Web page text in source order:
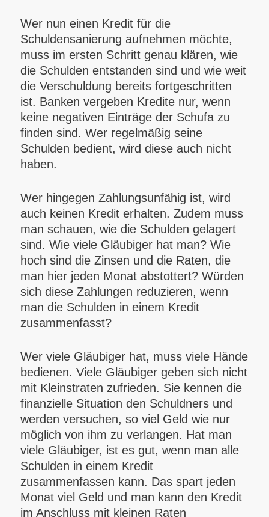
Wer nun einen Kredit für die
Schuldensanierung aufnehmen möchte,
muss im ersten Schritt genau klären, wie
die Schulden entstanden sind und wie weit
die Verschuldung bereits fortgeschritten
ist. Banken vergeben Kredite nur, wenn
keine negativen Einträge der Schufa zu
finden sind. Wer regelmäßig seine
Schulden bedient, wird diese auch nicht
haben.
Wer hingegen Zahlungsunfähig ist, wird
auch keinen Kredit erhalten. Zudem muss
man schauen, wie die Schulden gelagert
sind. Wie viele Gläubiger hat man? Wie
hoch sind die Zinsen und die Raten, die
man hier jeden Monat abstottert? Würden
sich diese Zahlungen reduzieren, wenn
man die Schulden in einem Kredit
zusammenfasst?
Wer viele Gläubiger hat, muss viele Hände
bedienen. Viele Gläubiger geben sich nicht
mit Kleinstraten zufrieden. Sie kennen die
finanzielle Situation den Schuldners und
werden versuchen, so viel Geld wie nur
möglich von ihm zu verlangen. Hat man
viele Gläubiger, ist es gut, wenn man alle
Schulden in einem Kredit
zusammenfassen kann. Das spart jeden
Monat viel Geld und man kann den Kredit
im Anschluss mit kleinen Raten